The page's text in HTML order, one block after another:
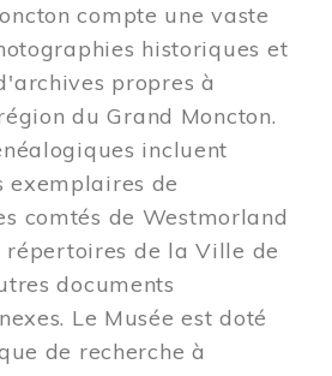
compte une vaste
historiques et
propres à
du Grand Moncton.
incluent
exemplaires de
comtés de Westmorland
de la Ville de
documents
Le Musée est doté
de recherche à